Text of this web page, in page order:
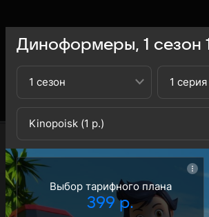
Диноформеры, 1 сезон 1
1 сезон 1 серия
Kinopoisk (1 р.)
Выбор тарифного плана
399 р.